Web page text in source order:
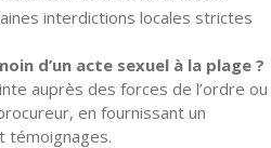
interdictions locales strictes
d’un acte sexuel à la plage ?
auprès des forces de l’ordre ou
en fournissant un
témoignages.